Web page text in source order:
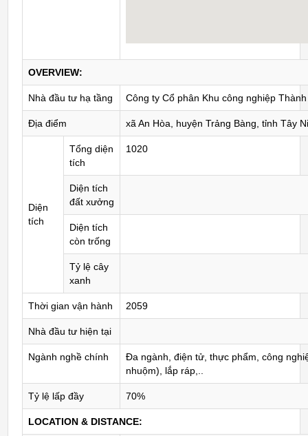
OVERVIEW:
Nhà đầu tư hạ tầng Công ty Cổ phân Khu công nghiệp
Địa điểm xã An Hòa, huyện Trảng Bàng, tỉnh Tây
Diện
tích
Tổng diện
tích
1020
Diện tích
đất xưởng
Diện tích
còn trống
Tỷ lệ cây
xanh
Thời gian vận hành 2059
Nhà đầu tư hiện tại
Ngành nghề chính
Đa ngành, điện tử, thực phẩm, công
nhuộm), lắp ráp,..
Tỷ lệ lấp đầy 70%
LOCATION & DISTANCE: